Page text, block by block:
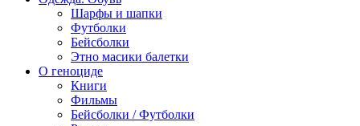
Шарфы и шапки
Футболки
Бейсболки
Этно масики балетки
О геноциде
Книги
Фильмы
Бейсболки / Футболки